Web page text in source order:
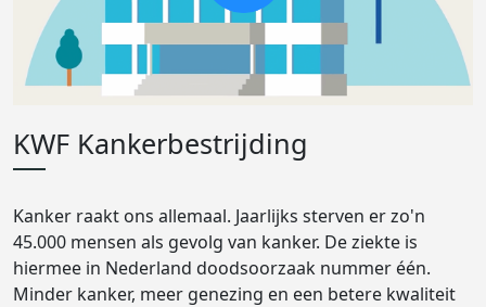
KWF Kankerbestrijding
Kanker raakt ons allemaal. Jaarlijks sterven er zo'n
45.000 mensen als gevolg van kanker. De ziekte is
hiermee in Nederland doodsoorzaak nummer één.
Minder kanker, meer genezing en een betere kwaliteit